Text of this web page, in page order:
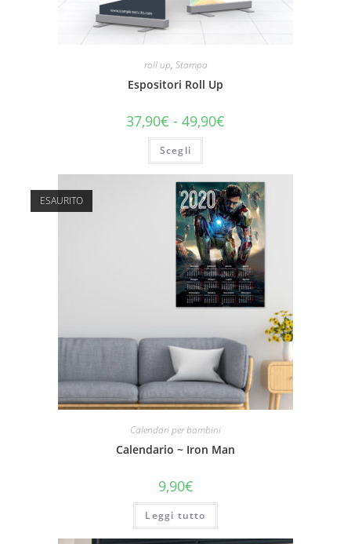
roll up, Stampa
Espositori Roll Up
37,90€ - 49,90€
Scegli
ESAURITO
Calendari per bambini
Calendario ~ Iron Man
9,90€
Leggi tutto